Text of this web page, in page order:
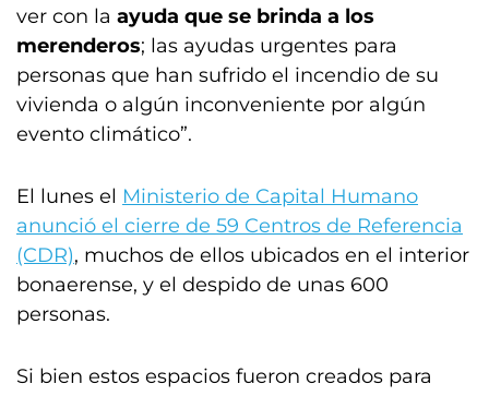
ver con la ayuda que se brinda a los
merenderos; las ayudas urgentes para
personas que han sufrido el incendio de su
vivienda o algún inconveniente por algún
evento climático”.
El lunes el Ministerio de Capital Humano
anunció el cierre de 59 Centros de Referencia
(CDR), muchos de ellos ubicados en el interior
bonaerense, y el despido de unas 600
personas.
Si bien estos espacios fueron creados para